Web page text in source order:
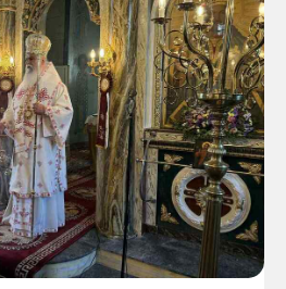
Χοροστασίας
και Αιγιαλείας κ.